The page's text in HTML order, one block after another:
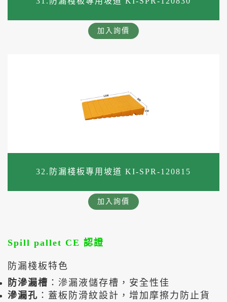
加入詢價
32.防漏棧板專用坡道 KI-SPR-120815
加入詢價
Spill pallet CE 認證
防漏棧板特色
防滲漏槽 ：滲漏液儲存槽，安全性佳
滲漏孔 ：蓋板防滑紋設計，增加摩擦力防止貨